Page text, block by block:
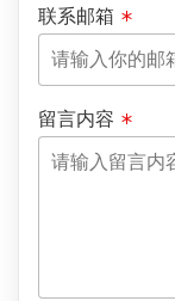
联系邮箱
留言内容